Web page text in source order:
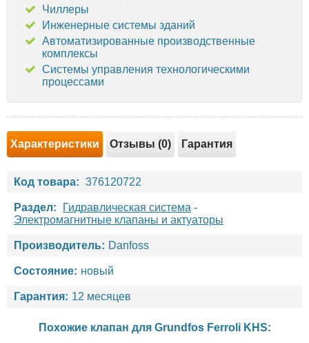
Чиллеры
Инженерные системы зданий
Автоматизированные производственные
комплексы
Системы управления технологическими
процессами
Характеристики Отзывы (0) Гарантия
Код товара: 376120722
Раздел: Гидравлическая система -
Электромагнитные клапаны и актуаторы
Производитель: Danfoss
Состояние: новый
Гарантия: 12 месяцев
Похожие клапан для Grundfos Ferroli KHS: